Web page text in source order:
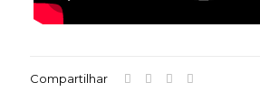
Compartilhar